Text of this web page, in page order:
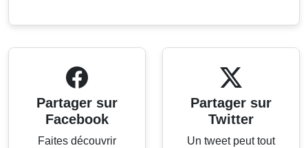
Partager sur
Facebook
Faites découvrir
Partager sur
Twitter
Un tweet peut tout